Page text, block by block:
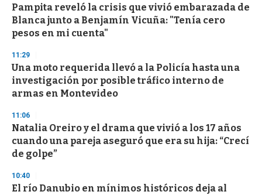
Pampita reveló la crisis que vivió embarazada de
Blanca junto a Benjamín Vicuña: "Tenía cero
pesos en mi cuenta"
11:29
Una moto requerida llevó a la Policía hasta una
investigación por posible tráfico interno de
armas en Montevideo
11:06
Natalia Oreiro y el drama que vivió a los 17 años
cuando una pareja aseguró que era su hija: “Crecí
de golpe”
10:40
El río Danubio en mínimos históricos deja al